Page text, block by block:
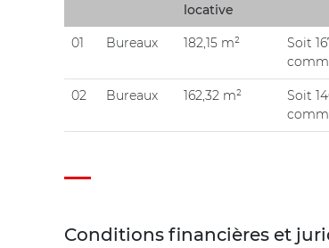
locative
01 Bureaux 182,15 m²
Soit
02 Bureaux 162,32 m²
Soit
Conditions financières et